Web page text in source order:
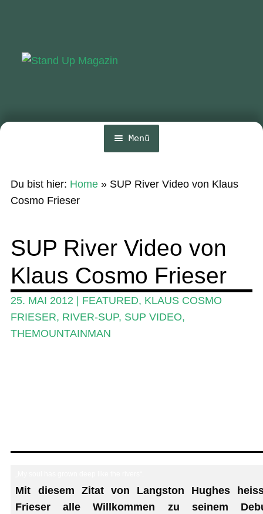
Menü
SUP-Events
Ratgeber
Das Magazin
Stand Up Magazin TV
Du bist hier: Home» SUP River Video von Klaus
Cosmo Frieser
SUP River Video von
Klaus Cosmo Frieser
25. MAI 2012 | FEATURED, KLAUS COSMO
FRIESER, RIVER-SUP, SUP VIDEO,
THEMOUNTAINMAN
Mit diesem Zitat von Langston Hughes
Frieser alle Willkommen zu seinem